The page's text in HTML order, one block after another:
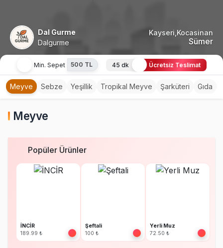
Dal Gurme
Dalgurme
Kayseri,Kocasinan
Sümer
Min. Sepet 500 TL 45 dk Ücretsiz Teslimat
Meyve Sebze Yeşillik Tropikal Meyve Şarküteri Gıda
Meyve
Popüler Ürünler
İNCİR
189.99 ₺
Şeftali
100 ₺
Yerli Muz
72.50 ₺